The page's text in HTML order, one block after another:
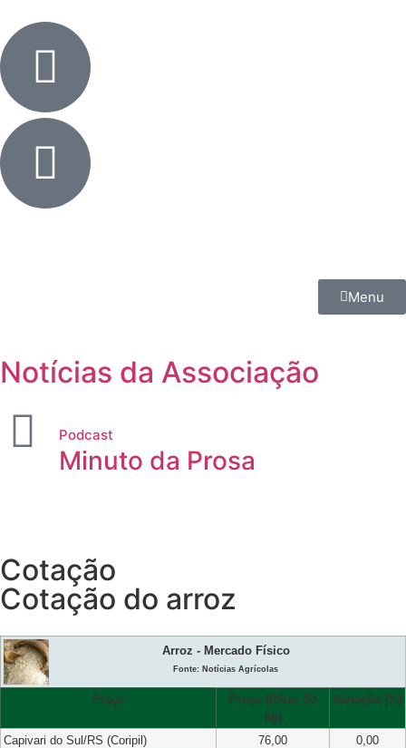
Menu
Notícias da Associação
Podcast
Minuto da Prosa
Cotação
Cotação do arroz
Arroz - Mercado Físico
Fonte: Notícias Agrícolas
Praça
Preço (R$/sc 50
kg)
Variação (%)
Capivari do Sul/RS (Coripil) 76,00
0,00